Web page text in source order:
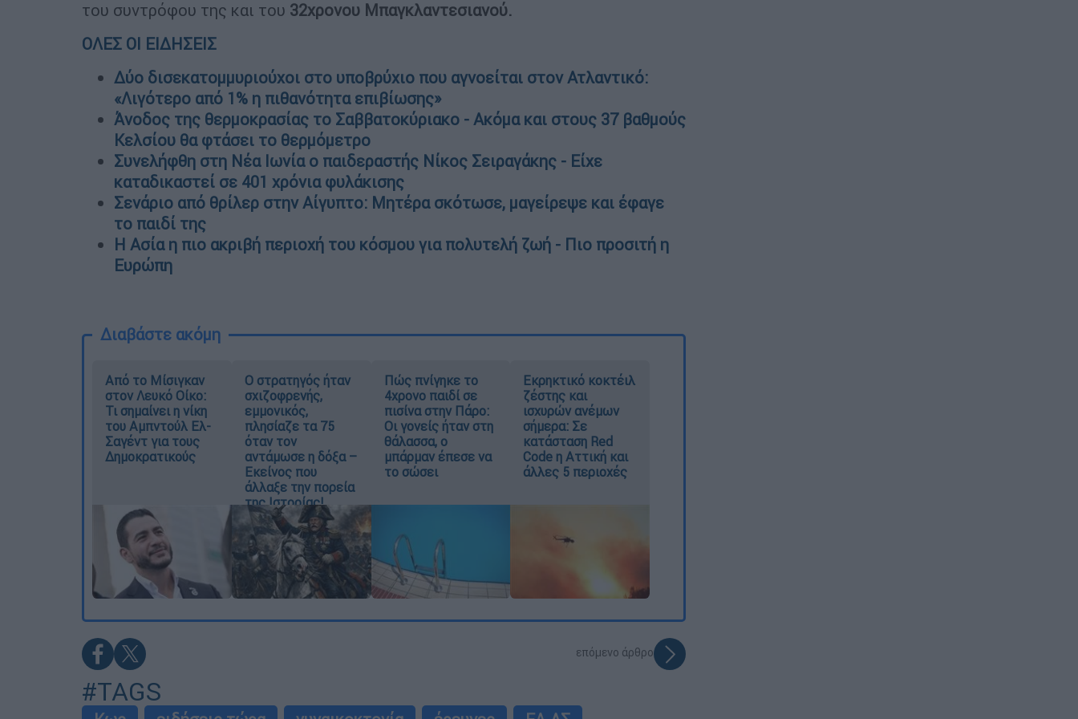
του συντρόφου της και του 32χρονου Μπαγκλαντεσιανού.
ΟΛΕΣ ΟΙ ΕΙΔΗΣΕΙΣ
Δύο δισεκατομμυριούχοι στο υποβρύχιο που αγνοείται στον Ατλαντικό:
«Λιγότερο από 1% η πιθανότητα επιβίωσης»
Άνοδος της θερμοκρασίας το Σαββατοκύριακο - Ακόμα και στους 37 βαθμούς
Κελσίου θα φτάσει το θερμόμετρο
Συνελήφθη στη Νέα Ιωνία ο παιδεραστής Νίκος Σειραγάκης - Είχε
καταδικαστεί σε 401 χρόνια φυλάκισης
Σενάριο από θρίλερ στην Αίγυπτο: Μητέρα σκότωσε, μαγείρεψε και έφαγε
το παιδί της
Η Ασία η πιο ακριβή περιοχή του κόσμου για πολυτελή ζωή - Πιο προσιτή η
Ευρώπη
Διαβάστε ακόμη
Από το Μίσιγκαν
στον Λευκό Οίκο:
Τι σημαίνει η νίκη
του Αμπντούλ Ελ-
Σαγέντ για τους
Δημοκρατικούς
O στρατηγός ήταν
σχιζοφρενής,
εμμονικός,
πλησίαζε τα 75
όταν τον
αντάμωσε η δόξα –
Εκείνος που
άλλαξε την πορεία
της Ιστορίας!
Πώς πνίγηκε το
4χρονο παιδί σε
πισίνα στην Πάρο:
Οι γονείς ήταν στη
θάλασσα, ο
μπάρμαν έπεσε να
το σώσει
Εκρηκτικό κοκτέιλ
ζέστης και
ισχυρών ανέμων
σήμερα: Σε
κατάσταση Red
Code η Αττική και
άλλες 5 περιοχές
επόμενο άρθρο
#TAGS